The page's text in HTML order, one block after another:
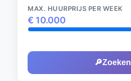
MAX. HUURPRIJS PER WEEK
€ 10.000
🔎Zoeken